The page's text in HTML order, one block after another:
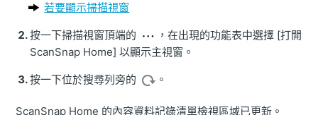
若要顯示掃描視窗
按一下掃描視窗頂端的
，在出現的功能表中選擇 [打開
ScanSnap Home] 以顯示主視窗。
按一下位於搜尋列旁的 。
ScanSnap Home 的內容資料記錄清單檢視區域已更新。